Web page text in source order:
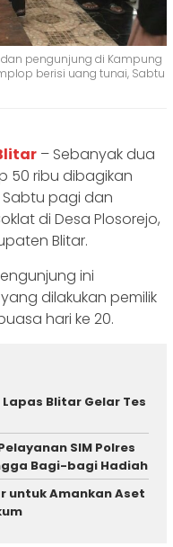
pengunjung di Kampung
berisi uang tunai, Sabtu
– Sebanyak dua
50 ribu dibagikan
pagi dan
di Desa Plosorejo,
Blitar.
ini
dilakukan pemilik
hari ke 20.
Blitar Gelar Tes
SIM Polres
Bagi-bagi Hadiah
untuk Amankan Aset